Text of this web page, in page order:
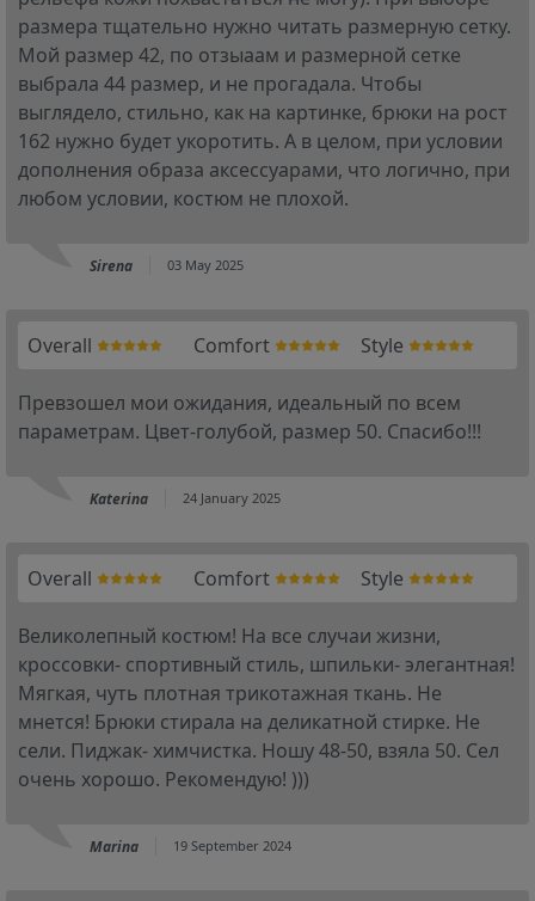
размера тщательно нужно читать размерную сетку.
Мой размер 42, по отзыаам и размерной сетке
выбрала 44 размер, и не прогадала. Чтобы
выглядело, стильно, как на картинке, брюки на рост
162 нужно будет укоротить. А в целом, при условии
дополнения образа аксессуарами, что логично, при
любом условии, костюм не плохой.
Sirena 03 May 2025
Overall Comfort Style
Превзошел мои ожидания, идеальный по всем
параметрам. Цвет-голубой, размер 50. Спасибо!!!
Katerina 24 January 2025
Overall Comfort Style
Великолепный костюм! На все случаи жизни,
кроссовки- спортивный стиль, шпильки- элегантная!
Мягкая, чуть плотная трикотажная ткань. Не
мнется! Брюки стирала на деликатной стирке. Не
сели. Пиджак- химчистка. Ношу 48-50, взяла 50. Сел
очень хорошо. Рекомендую! )))
Marina 19 September 2024